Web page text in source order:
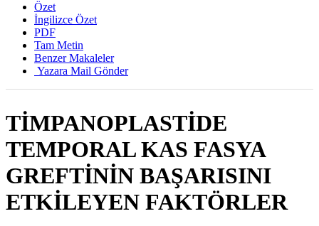
Özet
İngilizce Özet
PDF
Tam Metin
Benzer Makaleler
Yazara Mail Gönder
TİMPANOPLASTİDE
TEMPORAL KAS FASYA
GREFTİNİN BAŞARISINI
ETKİLEYEN FAKTÖRLER